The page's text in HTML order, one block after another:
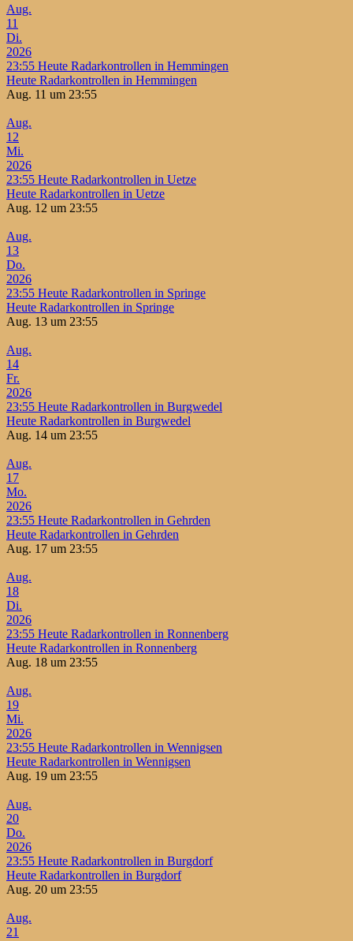
Aug.
11
Di.
2026
23:55 Heute Radarkontrollen in Hemmingen
Heute Radarkontrollen in Hemmingen
Aug. 11 um 23:55
Aug.
12
Mi.
2026
23:55 Heute Radarkontrollen in Uetze
Heute Radarkontrollen in Uetze
Aug. 12 um 23:55
Aug.
13
Do.
2026
23:55 Heute Radarkontrollen in Springe
Heute Radarkontrollen in Springe
Aug. 13 um 23:55
Aug.
14
Fr.
2026
23:55 Heute Radarkontrollen in Burgwedel
Heute Radarkontrollen in Burgwedel
Aug. 14 um 23:55
Aug.
17
Mo.
2026
23:55 Heute Radarkontrollen in Gehrden
Heute Radarkontrollen in Gehrden
Aug. 17 um 23:55
Aug.
18
Di.
2026
23:55 Heute Radarkontrollen in Ronnenberg
Heute Radarkontrollen in Ronnenberg
Aug. 18 um 23:55
Aug.
19
Mi.
2026
23:55 Heute Radarkontrollen in Wennigsen
Heute Radarkontrollen in Wennigsen
Aug. 19 um 23:55
Aug.
20
Do.
2026
23:55 Heute Radarkontrollen in Burgdorf
Heute Radarkontrollen in Burgdorf
Aug. 20 um 23:55
Aug.
21